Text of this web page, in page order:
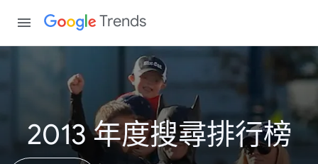
Trends
2013 年度搜尋排行榜